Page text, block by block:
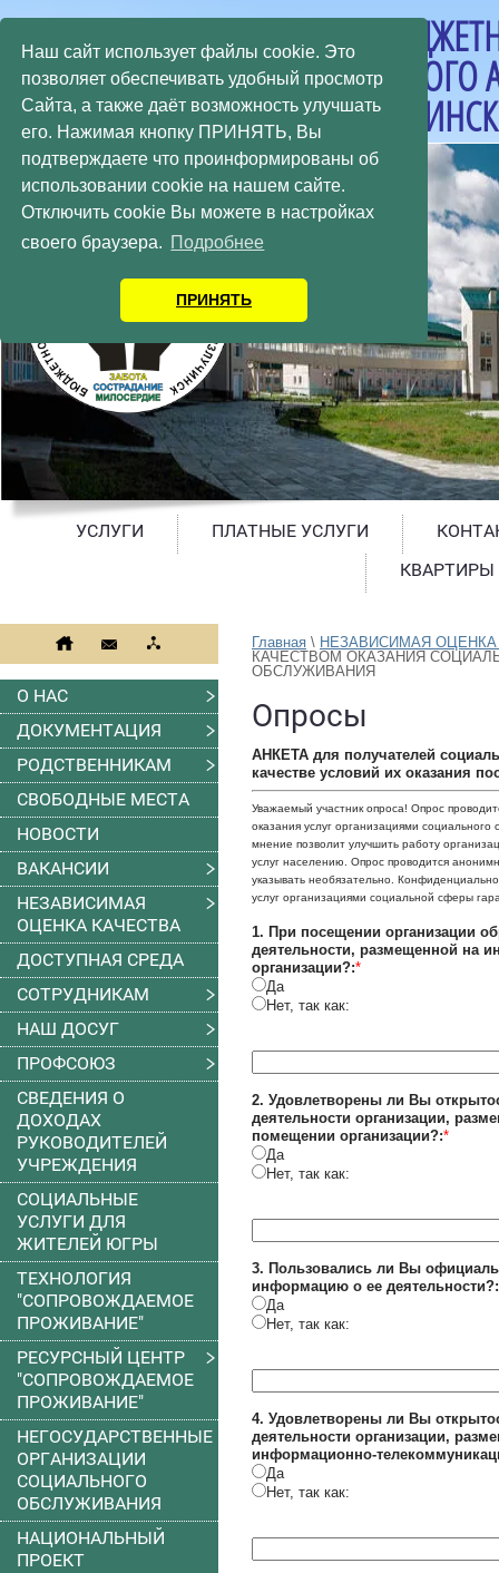
Наш сайт использует файлы cookie. Это
позволяет обеспечивать удобный просмотр
Сайта, а также даёт возможность улучшать
его. Нажимая кнопку ПРИНЯТЬ, Вы
подтверждаете что проинформированы об
использовании cookie на нашем сайте.
Отключить cookie Вы можете в настройках
своего браузера. Подробнее
ПРИНЯТЬ
ХАНТЫ-МАНСИЙСКОГО
УСЛУГИ ПЛАТНЫЕ УСЛУГИ
О НАС
ДОКУМЕНТАЦИЯ
РОДСТВЕННИКАМ
СВОБОДНЫЕ МЕСТА
НОВОСТИ
ВАКАНСИИ
НЕЗАВИСИМАЯ
ОЦЕНКА КАЧЕСТВА
ДОСТУПНАЯ СРЕДА
СОТРУДНИКАМ
НАШ ДОСУГ
ПРОФСОЮЗ
СВЕДЕНИЯ О
ДОХОДАХ
РУКОВОДИТЕЛЕЙ
УЧРЕЖДЕНИЯ
СОЦИАЛЬНЫЕ
УСЛУГИ ДЛЯ
ЖИТЕЛЕЙ ЮГРЫ
ТЕХНОЛОГИЯ
"СОПРОВОЖДАЕМОЕ
ПРОЖИВАНИЕ"
РЕСУРСНЫЙ ЦЕНТР
"СОПРОВОЖДАЕМОЕ
ПРОЖИВАНИЕ"
НЕГОСУДАРСТВЕННЫЕ
ОРГАНИЗАЦИИ
СОЦИАЛЬНОГО
ОБСЛУЖИВАНИЯ
НАЦИОНАЛЬНЫЙ
ПРОЕКТ
Главная \ НЕЗАВИСИМАЯ ОЦЕНКА
КАЧЕСТВОМ ОКАЗАНИЯ
ОБСЛУЖИВАНИЯ
Опросы
АНКЕТА для получателей
качестве условий их оказания
Уважаемый участник опроса! Опрос
оказания услуг организациями
мнение позволит улучшить работу
услуг населению. Опрос проводится
указывать необязательно.
услуг организациями социальной сферы
1. При посещении организации
деятельности, размещенной на
организации?:*
Да
Нет, так как:
2. Удовлетворены ли Вы
деятельности организации,
помещении организации?:*
Да
Нет, так как:
3. Пользовались ли Вы
информацию о ее деятельности?:
Да
Нет, так как:
4. Удовлетворены ли Вы
деятельности организации,
информационно-
Да
Нет, так как: